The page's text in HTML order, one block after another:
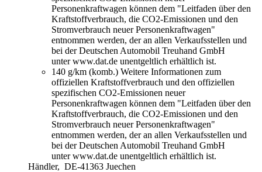
Personenkraftwagen können dem "Leitfaden über den
Kraftstoffverbrauch, die CO2-Emissionen und den
Stromverbrauch neuer Personenkraftwagen"
entnommen werden, der an allen Verkaufsstellen und
bei der Deutschen Automobil Treuhand GmbH
unter www.dat.de unentgeltlich erhältlich ist.
140 g/km (komb.) Weitere Informationen zum
offiziellen Kraftstoffverbrauch und den offiziellen
spezifischen CO2-Emissionen neuer
Personenkraftwagen können dem "Leitfaden über den
Kraftstoffverbrauch, die CO2-Emissionen und den
Stromverbrauch neuer Personenkraftwagen"
entnommen werden, der an allen Verkaufsstellen und
bei der Deutschen Automobil Treuhand GmbH
unter www.dat.de unentgeltlich erhältlich ist.
Händler, DE-41363 Juechen